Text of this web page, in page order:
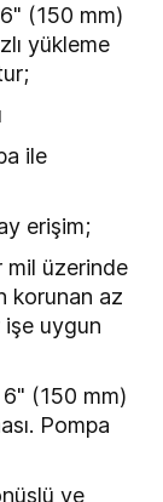
(150 mm)
yükleme
ile
erişim;
mil üzerinde
korunan az
işe uygun
6" (150 mm)
Pompa
ve